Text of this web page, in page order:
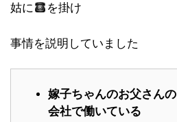
姑に
を掛け
事情を説明していました
嫁子ちゃんのお父さんの
会社で働いている